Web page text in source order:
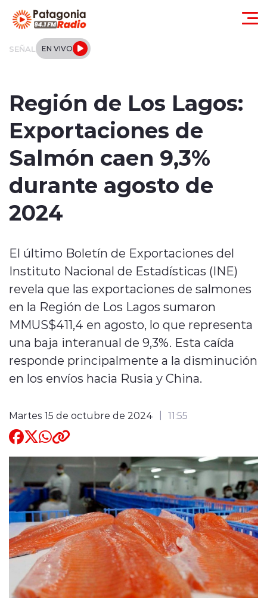
SEÑAL EN VIVO
Regionales
Local
Internacional
Entrevistas
Quienes Somos
modo claro
Región de Los Lagos:
Exportaciones de
Salmón caen 9,3%
durante agosto de
2024
El último Boletín de Exportaciones del
Instituto Nacional de Estadísticas (INE)
revela que las exportaciones de salmones
en la Región de Los Lagos sumaron
MMUS$411,4 en agosto, lo que representa
una baja interanual de 9,3%. Esta caída
responde principalmente a la disminución
en los envíos hacia Rusia y China.
Martes 15 de octubre de 2024 11:55